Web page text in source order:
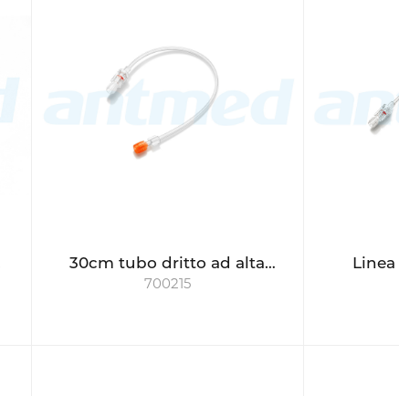
30cm tubo dritto ad alta
pressione
700215